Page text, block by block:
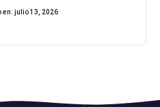
en: julio 13, 2026